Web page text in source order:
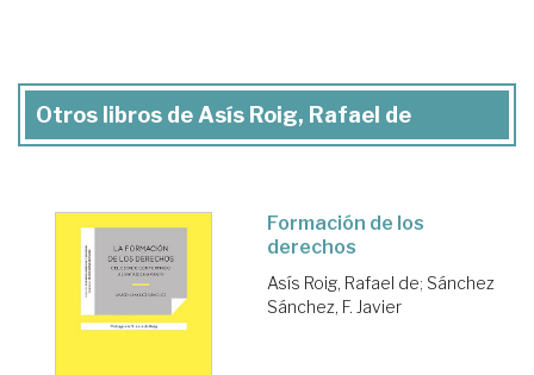
Otros libros de Asís Roig, Rafael de
Formación de los
derechos
Asís Roig, Rafael de; Sánchez
Sánchez, F. Javier